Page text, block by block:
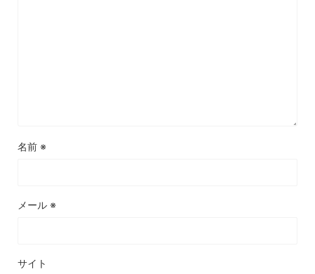
名前 ※
メール ※
サイト